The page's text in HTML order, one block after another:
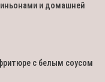
и домашней
с белым соусом